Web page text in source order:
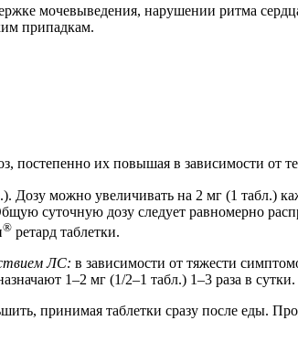
мочевыведения, нарушении ритма
припадкам.
постепенно их повышая в зависимости от
Дозу можно увеличивать на 2 мг (1 табл.)
суточную дозу следует равномерно
® ретард таблетки.
ЛС: в зависимости от тяжести
1–2 мг (1/2–1 табл.) 1–3 раза в сутки.
принимая таблетки сразу после еды.